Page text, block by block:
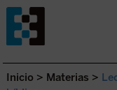
Saltar al contenido.
Inicio > Materias >